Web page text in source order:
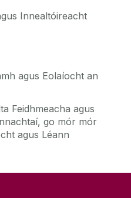
Innealtóireacht
agus Eolaíocht an
Feidhmeacha agus
go mór mór
agus Léann